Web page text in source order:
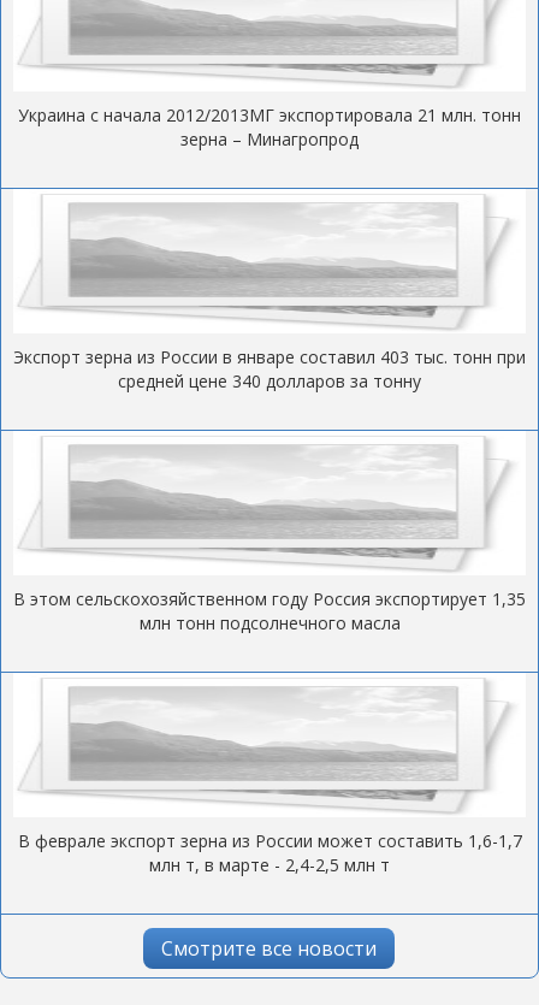
Украина с начала 2012/2013МГ экспортировала 21 млн. тонн
зерна – Минагропрод
Экспорт зерна из России в январе составил 403 тыс. тонн при
средней цене 340 долларов за тонну
В этом сельскохозяйственном году Россия экспортирует 1,35
млн тонн подсолнечного масла
В феврале экспорт зерна из России может составить 1,6-1,7
млн т, в марте - 2,4-2,5 млн т
Смотрите все новости